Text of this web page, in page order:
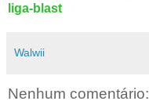
liga-blast
Walwii
Nenhum comentário: